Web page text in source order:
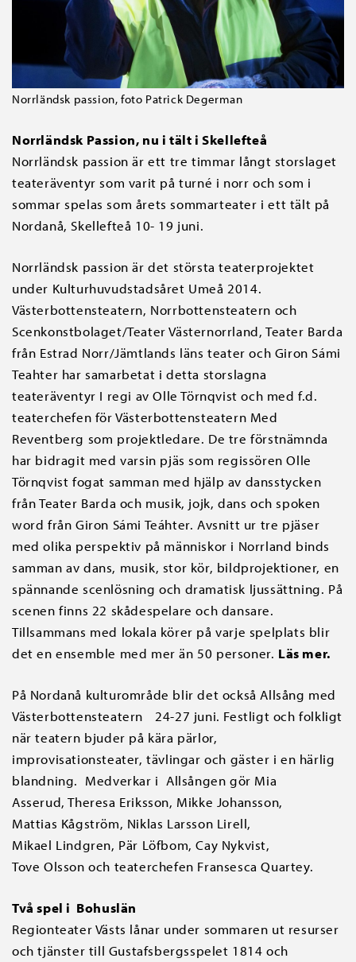
Norrländsk passion, foto Patrick Degerman
Norrländsk Passion, nu i tält i Skellefteå
Norrländsk passion är ett tre timmar långt storslaget
teateräventyr som varit på turné i norr och som i
sommar spelas som årets sommarteater i ett tält på
Nordanå, Skellefteå 10- 19 juni.
Norrländsk passion är det största teaterprojektet
under Kulturhuvudstadsåret Umeå 2014.
Västerbottensteatern, Norrbottensteatern och
Scenkonstbolaget/Teater Västernorrland, Teater Barda
från Estrad Norr/Jämtlands läns teater och Giron Sámi
Teahter har samarbetat i detta storslagna
teateräventyr I regi av Olle Törnqvist och med f.d.
teaterchefen för Västerbottensteatern Med
Reventberg som projektledare. De tre förstnämnda
har bidragit med varsin pjäs som regissören Olle
Törnqvist fogat samman med hjälp av dansstycken
från Teater Barda och musik, jojk, dans och spoken
word från Giron Sámi Teáhter. Avsnitt ur tre pjäser
med olika perspektiv på människor i Norrland binds
samman av dans, musik, stor kör, bildprojektioner, en
spännande scenlösning och dramatisk ljussättning. På
scenen finns 22 skådespelare och dansare.
Tillsammans med lokala körer på varje spelplats blir
det en ensemble med mer än 50 personer. Läs mer.
På Nordanå kulturområde blir det också Allsång med
Västerbottensteatern 24-27 juni. Festligt och folkligt
när teatern bjuder på kära pärlor,
improvisationsteater, tävlingar och gäster i en härlig
blandning. Medverkar i Allsången gör Mia
Asserud, Theresa Eriksson, Mikke Johansson,
Mattias Kågström, Niklas Larsson Lirell,
Mikael Lindgren, Pär Löfbom, Cay Nykvist,
Tove Olsson och teaterchefen Fransesca Quartey.
Två spel i Bohuslän
Regionteater Västs lånar under sommaren ut resurser
och tjänster till Gustafsbergsspelet 1814 och